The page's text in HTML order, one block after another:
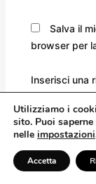
Salva il
browser per
Inserisci una
due ×
Utilizziamo i
sito. Puoi
nelle impostazioni
Accetta